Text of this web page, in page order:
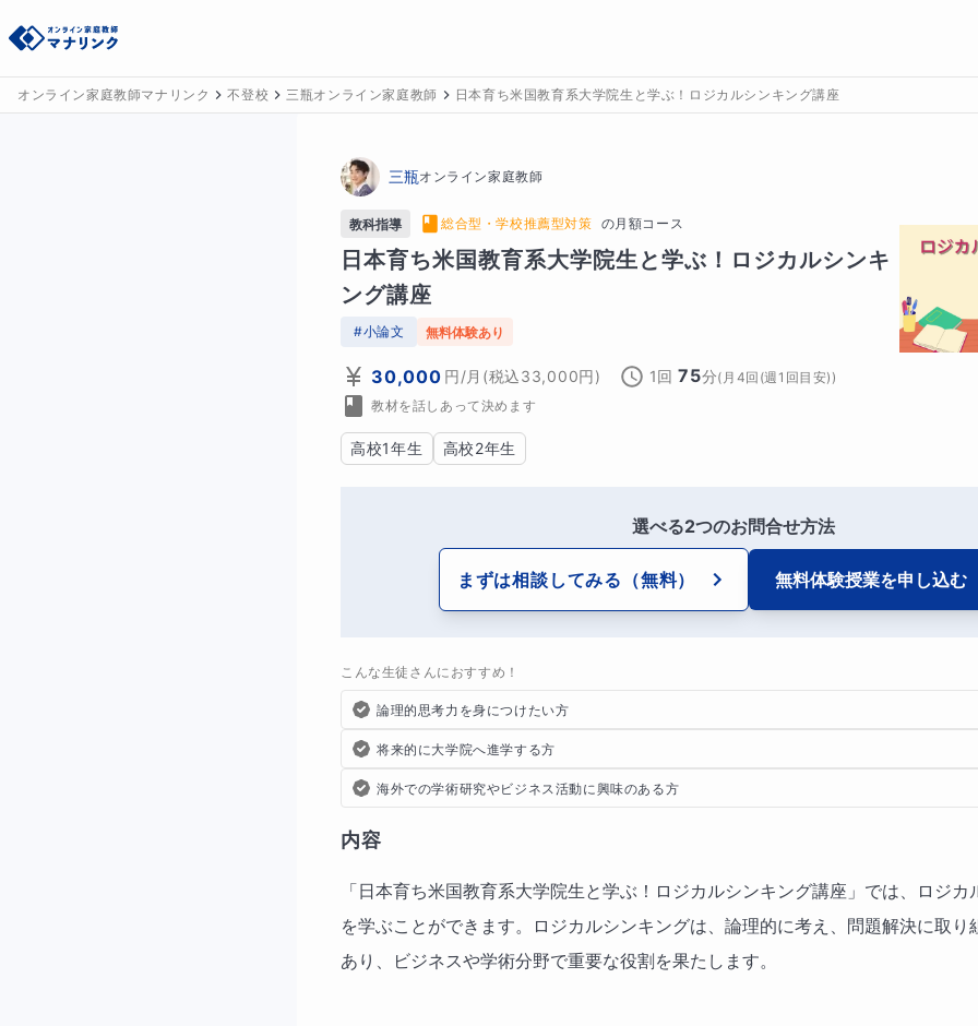
オンライン家庭教師マナリンク 不登校 三瓶オンライン家庭教師 日本育ち米国教育系大学院生と学ぶ！ロジカルシンキング講座
三瓶オンライン家庭教師
教科指導 総合型・学校推薦型対策 の月額コース
日本育ち米国教育系大学院生と学ぶ！ロジカルシンキ
ング講座
#小論文 無料体験あり
30,000 円/月 (税込33,000円) 1回 75分( 月4回(週1回目安) )
教材を話しあって決めます
高校1年生 高校2年生
選べる2つのお問合せ方法
まずは相談してみる （無料） 無料体験授業を申し込む
こんな生徒さんにおすすめ！
論理的思考力を身につけたい方
将来的に大学院へ進学する方
海外での学術研究やビジネス活動に興味のある方
内容
「日本育ち米国教育系大学院生と学ぶ！ロジカルシンキング講座」では、ロジカ
を学ぶことができます。ロジカルシンキングは、論理的に考え、問題解決に取り
あり、ビジネスや学術分野で重要な役割を果たします。